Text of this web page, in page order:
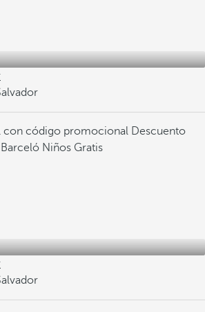
con código promocional Descuento
Niños Gratis